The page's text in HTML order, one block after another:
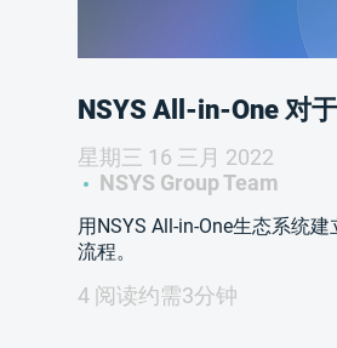
NSYS All-in-One 对
星期三 16 三月 2022
NSYS Group Team
用NSYS All-in-One生态系统
流程。
4 阅读约需3分钟